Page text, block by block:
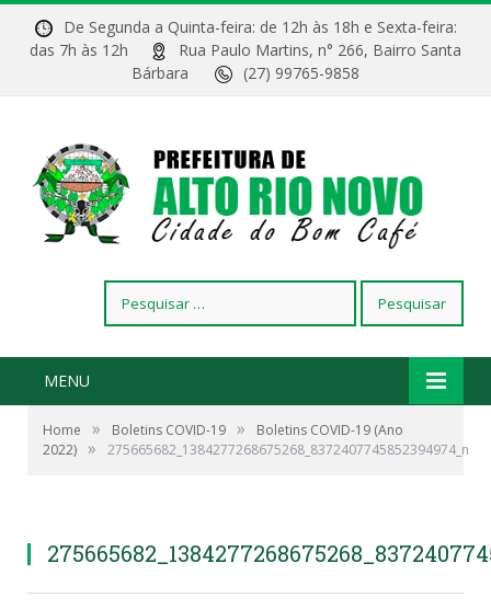
De Segunda a Quinta-feira: de 12h às 18h e Sexta-feira:
das 7h às 12h
Rua Paulo Martins, n° 266, Bairro Santa
Bárbara
(27) 99765-9858
por:
MENU
Home » Boletins COVID-19 »
Boletins COVID-19 (Ano
2022) » 275665682_1384277268675268_8372407745852394974_n